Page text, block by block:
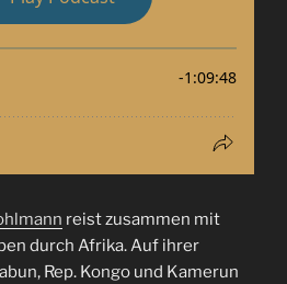
reist zusammen mit
durch Afrika. Auf ihrer
Rep. Kongo und Kamerun